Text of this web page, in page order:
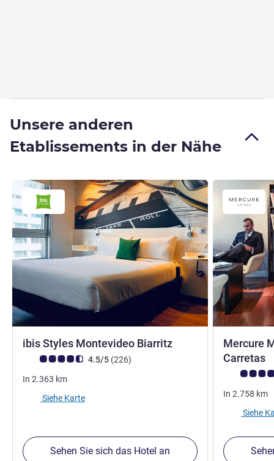
Unsere anderen
Etablissements in der Nähe
ibis Styles Montevideo Biarritz
Note Kundenmeinungen (Bewertung ALL)
4.5/5 (226Bewertungen
)
In 2.363 km
Siehe Karte
Sehen Sie sich das Hotel an
Mercure
Carretas
Note
In 2.758 km
Siehe